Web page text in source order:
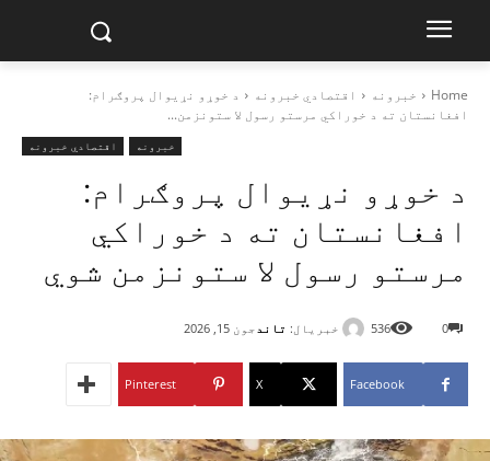
Home خبرونه اقتصادي خبرونه
د خوړو نړیوال پروګرام:
افغانستان ته د خوراکي مرستو رسول لا ستونزمن...
خبرونه اقتصادي خبرونه
د خوړو نړیوال پروګرام:
افغانستان ته د خوراکي
مرستو رسول لا ستونزمن شوي
خبریال: تاند جون 15, 2026 0
536
Facebook
X
Pinterest